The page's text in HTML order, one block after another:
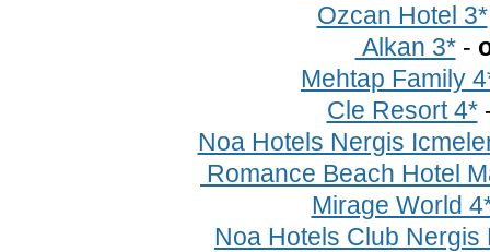
Ozcan Hotel 3*
Alkan 3*-
Mehtap Family
Cle Resort 4*
Noa Hotels Nergis
Romance Beach Hotel
Mirage World
Noa Hotels Club Nergis